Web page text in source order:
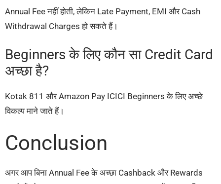
Annual Fee नहीं होती, लेकिन Late Payment, EMI और Cash
Withdrawal Charges हो सकते हैं।
Beginners के लिए कौन सा Credit Card
अच्छा है?
Kotak 811 और Amazon Pay ICICI Beginners के लिए अच्छे
विकल्प माने जाते हैं।
Conclusion
अगर आप बिना Annual Fee के अच्छा Cashback और Rewards